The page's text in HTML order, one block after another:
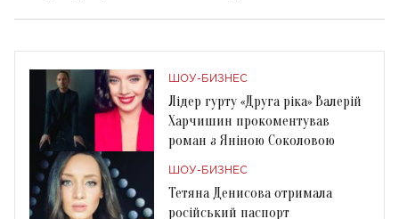
ШОУ-БИЗНЕС
Лідер гурту «Друга ріка» Валерій
Харчишин прокоментував
роман з Яніною Соколовою
ШОУ-БИЗНЕС
Тетяна Денисова отримала
російський паспорт